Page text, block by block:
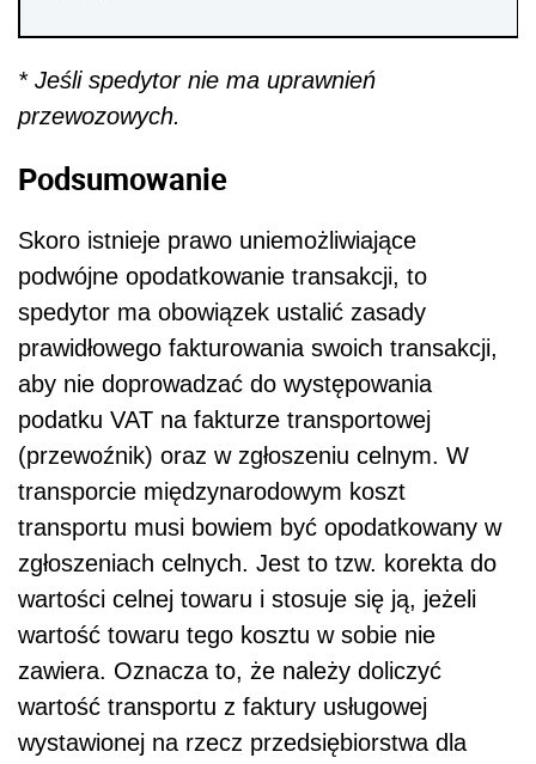
* Jeśli spedytor nie ma uprawnień
przewozowych.
Podsumowanie
Skoro istnieje prawo uniemożliwiające
podwójne opodatkowanie transakcji, to
spedytor ma obowiązek ustalić zasady
prawidłowego fakturowania swoich transakcji,
aby nie doprowadzać do występowania
podatku VAT na fakturze transportowej
(przewoźnik) oraz w zgłoszeniu celnym. W
transporcie międzynarodowym koszt
transportu musi bowiem być opodatkowany w
zgłoszeniach celnych. Jest to tzw. korekta do
wartości celnej towaru i stosuje się ją, jeżeli
wartość towaru tego kosztu w sobie nie
zawiera. Oznacza to, że należy doliczyć
wartość transportu z faktury usługowej
wystawionej na rzecz przedsiębiorstwa dla